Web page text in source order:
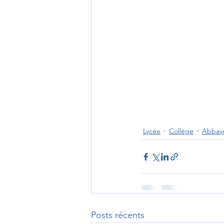
Lycée Collège
Posts récents